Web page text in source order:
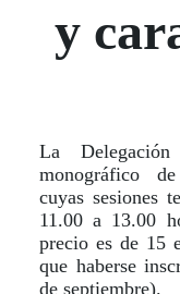
y
La
monográfico
cuyas sesiones
11.00 a 13.00
precio es de 15
que haberse
de septiembre).